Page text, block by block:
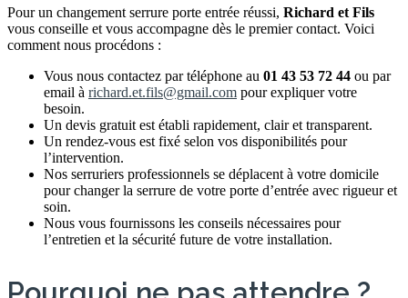
Pour un changement serrure porte entrée réussi, Richard et Fils
vous conseille et vous accompagne dès le premier contact. Voici
comment nous procédons :
Vous nous contactez par téléphone au 01 43 53 72 44 ou par
email à richard.et.fils@gmail.com pour expliquer votre
besoin.
Un devis gratuit est établi rapidement, clair et transparent.
Un rendez-vous est fixé selon vos disponibilités pour
l’intervention.
Nos serruriers professionnels se déplacent à votre domicile
pour changer la serrure de votre porte d’entrée avec rigueur et
soin.
Nous vous fournissons les conseils nécessaires pour
l’entretien et la sécurité future de votre installation.